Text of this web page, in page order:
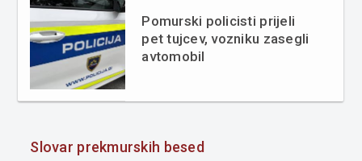
Pomurski policisti prijeli
pet tujcev, vozniku zasegli
avtomobil
Slovar prekmurskih besed